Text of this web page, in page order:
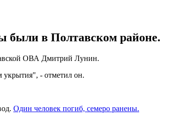
были в Полтавском районе.
ОВА Дмитрий Лунин.
- отметил он.
Один человек погиб, семеро ранены.